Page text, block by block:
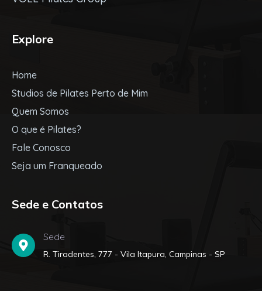
Explore
Home
Studios de Pilates Perto de Mim
Quem Somos
O que é Pilates?
Fale Conosco
Seja um Franqueado
Sede e Contatos
Sede
R. Tiradentes, 777 - Vila Itapura, Campinas - SP